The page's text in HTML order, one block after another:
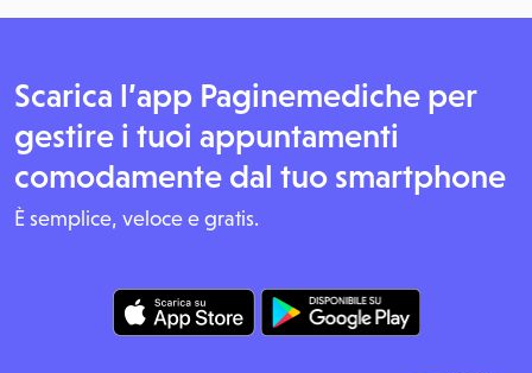
Scarica l’app Paginemediche per
gestire i tuoi appuntamenti
comodamente dal tuo smartphone
È semplice, veloce e gratis.